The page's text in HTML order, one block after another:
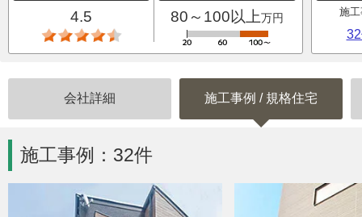
4.5 80～100以上万円 施
会社詳細 施工事例 / 規格住宅
施工事例：32件